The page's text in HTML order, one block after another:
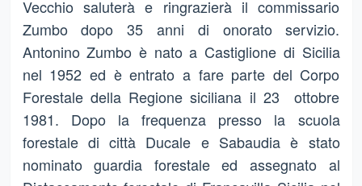
Vecchio saluterà e ringrazierà il commissario
Zumbo dopo 35 anni di onorato servizio.
Antonino Zumbo è nato a Castiglione di Sicilia
nel 1952 ed è entrato a fare parte del Corpo
Forestale della Regione siciliana il 23 ottobre
1981. Dopo la frequenza presso la scuola
forestale di città Ducale e Sabaudia è stato
nominato guardia forestale ed assegnato al